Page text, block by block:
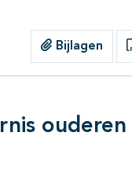
Bijlagen
ouderen